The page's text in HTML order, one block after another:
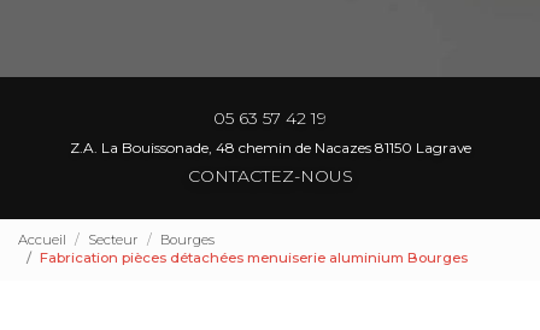
05 63 57 42 19
Z.A. La Bouissonade, 48 chemin de Nacazes 81150 Lagrave
CONTACTEZ-NOUS
Accueil Secteur
Bourges
Fabrication pièces détachées menuiserie aluminium Bourges